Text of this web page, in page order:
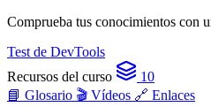
Comprueba tus conocimientos con
Test de DevTools
Recursos del curso
10
📘 Glosario 🎬 Vídeos 🔗 Enlaces